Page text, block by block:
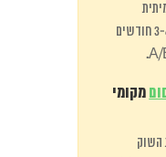
ותוצאות משמעותיות דורשות 3-6 חודשים
מקומי
השוק